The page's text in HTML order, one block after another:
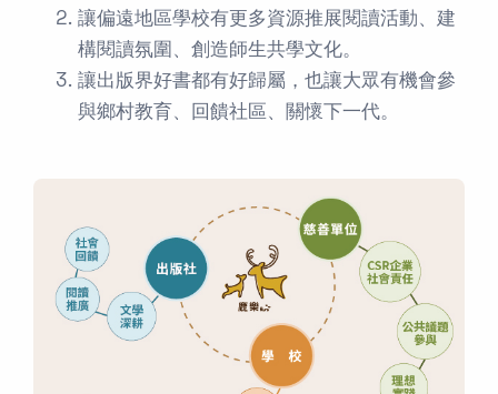
讓偏遠地區學校有更多資源推展閱讀活動、建
構閱讀氛圍、創造師生共學文化。
讓出版界好書都有好歸屬，也讓大眾有機會參
與鄉村教育、回饋社區、關懷下一代。